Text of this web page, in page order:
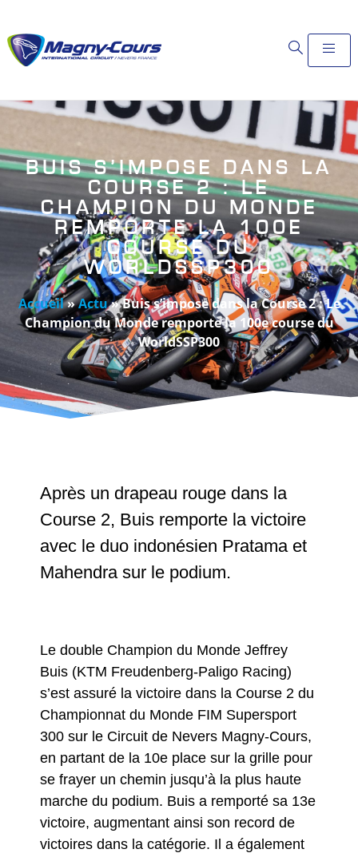
BUIS S’IMPOSE DANS LA
COURSE 2 : LE
CHAMPION DU MONDE
REMPORTE LA 100E
COURSE DU
WORLDSSP300
Accueil»Actu»Buis s’impose dans la Course 2 : Le
Champion du Monde remporte la 100e course du
WorldSSP300
Après un drapeau rouge dans la
Course 2, Buis remporte la victoire
avec le duo indonésien Pratama et
Mahendra sur le podium.
Le double Champion du Monde Jeffrey
Buis (KTM Freudenberg-Paligo Racing)
s’est assuré la victoire dans la Course 2 du
Championnat du Monde FIM Supersport
300 sur le Circuit de Nevers Magny-Cours,
en partant de la 10e place sur la grille pour
se frayer un chemin jusqu’à la plus haute
marche du podium. Buis a remporté sa 13e
victoire, augmentant ainsi son record de
victoires dans la catégorie. Il a également